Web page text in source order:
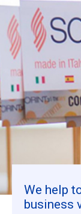
We help
business